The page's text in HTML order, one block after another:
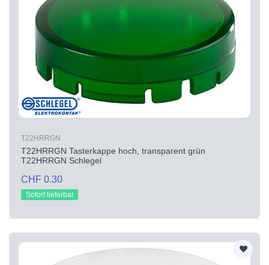
T22HRRGN
T22HRRGN Tasterkappe hoch, transparent grün
T22HRRGN Schlegel
CHF 0.30
Sofort lieferbar